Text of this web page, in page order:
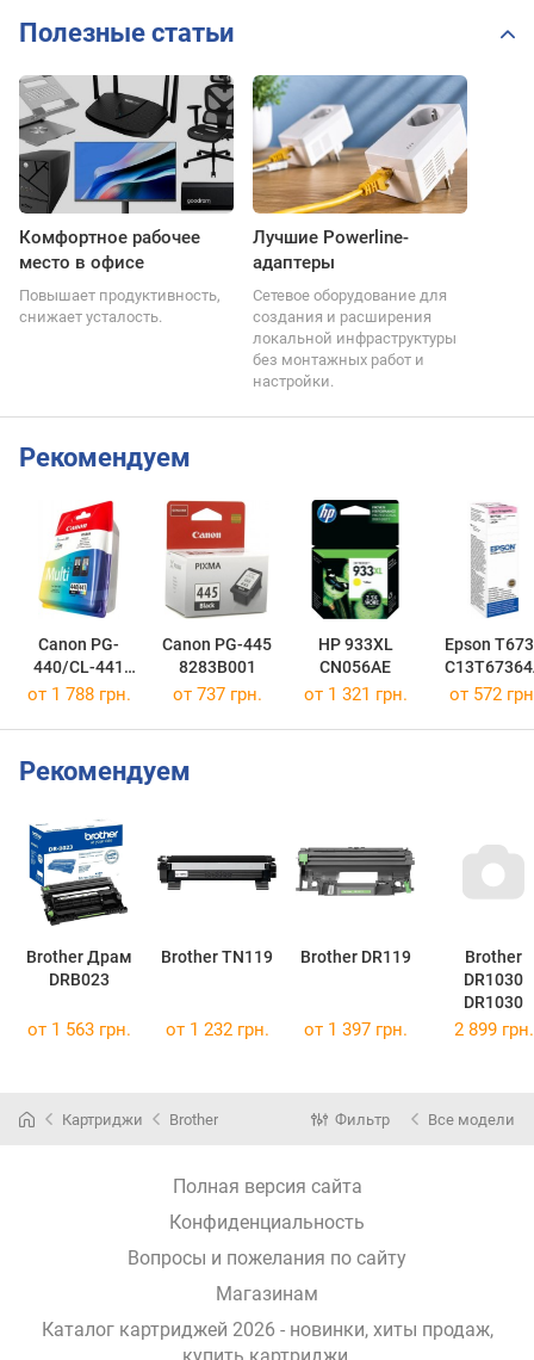
Полезные статьи
Комфортное рабочее
место в офисе
Повышает продуктивность,
снижает усталость.
Лучшие Powerline-
адаптеры
Сетевое оборудование для
создания и расширения
локальной инфраструктуры
без монтажных работ и
настройки.
Рекомендуем
Canon PG-
440/CL-441
MULTI
Canon PG-445
8283B001
HP 933XL
CN056AE
Epson
от 1 788 грн. от 737 грн. от 1 321 грн. от 572
Рекомендуем
Brother Драм
DRB023
Brother TN119 Brother DR119
Brother
DR1030
DR1030
от 1 563 грн. от 1 232 грн. от 1 397 грн. 2 899 грн.
Картриджи Brother Фильтр Все модели
Полная версия сайта
Конфиденциальность
Вопросы и пожелания по сайту
Магазинам
Каталог картриджей 2026 - новинки, хиты продаж,